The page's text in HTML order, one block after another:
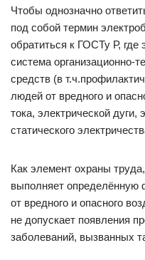
Чтобы однозначно
под собой термин
обратиться к ГОСТу Р, где
система организационно-
средств (в
людей от вредного и
тока, электрической дуги,
статического
Как элемент охраны
выполняет определённую
от вредного и опасного
не допускает появления
заболеваний, вызванных